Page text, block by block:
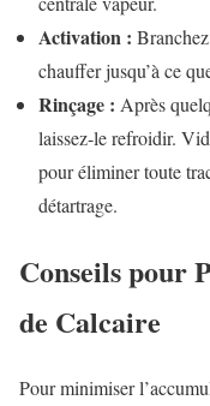
Activation :
chauffer jusqu’à ce
Rinçage : Après
laissez-le refroidir.
pour éliminer toute
détartrage.
Conseils pour
de Calcaire
Pour minimiser